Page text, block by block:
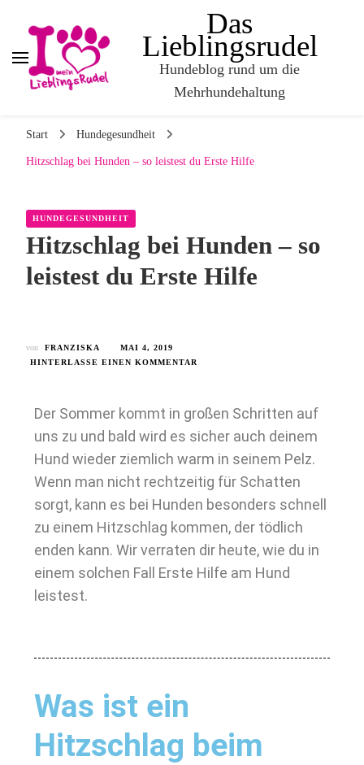
Das
Lieblingsrudel
Hundeblog rund um die
Mehrhundehaltung
Start Hundegesundheit
Hitzschlag bei Hunden – so leistest du Erste Hilfe
HUNDEGESUNDHEIT
Hitzschlag bei Hunden – so
leistest du Erste Hilfe
von FRANZISKA
MAI 4, 2019
HINTERLASSE EINEN KOMMENTAR
Der Sommer kommt in großen Schritten auf
uns zu und bald wird es sicher auch deinem
Hund wieder ziemlich warm in seinem Pelz.
Wenn man nicht rechtzeitig für Schatten
sorgt, kann es bei Hunden besonders schnell
zu einem Hitzschlag kommen, der tödlich
enden kann. Wir verraten dir heute, wie du in
einem solchen Fall Erste Hilfe am Hund
leistest.
Was ist ein
Hitzschlag beim